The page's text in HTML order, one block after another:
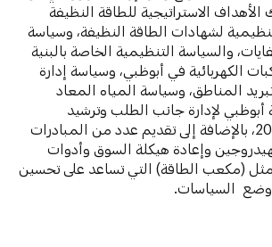
الاستراتيجية للطاقة النظيفة
لشهادات الطاقة النظيفة، وسياسة
والسياسة التنظيمية الخاصة بالبنية
الكهربائية في أبوظبي، وسياسة إدارة
المناطق، وسياسة المياه المعاد
أبوظبي لإدارة جانب الطلب وترشيد
استخدام الطاقة 2030، بالإضافة إلى تقديم عدد من المبادرات
وإعادة هيكلة السوق وأدوات
(مكعب الطاقة) التي تساعد على تحسين
السياسات.